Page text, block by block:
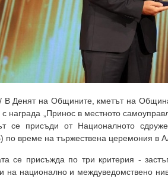
Денят на Общините, кметът на
с награда „Принос в местното
се присъди от Националното
време на тържествена церемония в
се присъжда по три критерия -
на национално и междуведомствено